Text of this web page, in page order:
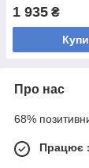
1 935 ₴
Про нас
68%
Працює